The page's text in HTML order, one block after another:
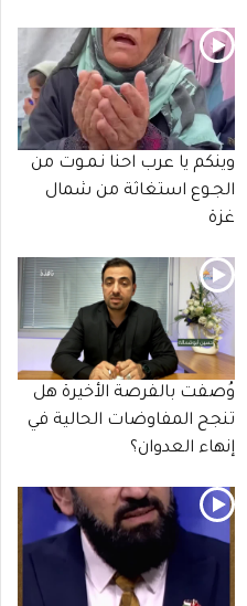
وينكم يا عرب احنا نـمـوت من
الجـوع استغاثة من شمال
غزة
وُصفت بالفرصة الأخيرة هل
تنجح المفاوضات الحالية في
إنهاء العدوان؟